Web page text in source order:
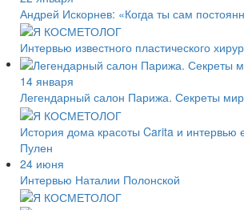
Андрей Искорнев: «Когда ты сам
Интервью известного пластического
14 января
Легендарный салон Парижа. Секреты
История дома красоты Carita и интервью
Пулен
24 июня
Интервью Наталии Полонской